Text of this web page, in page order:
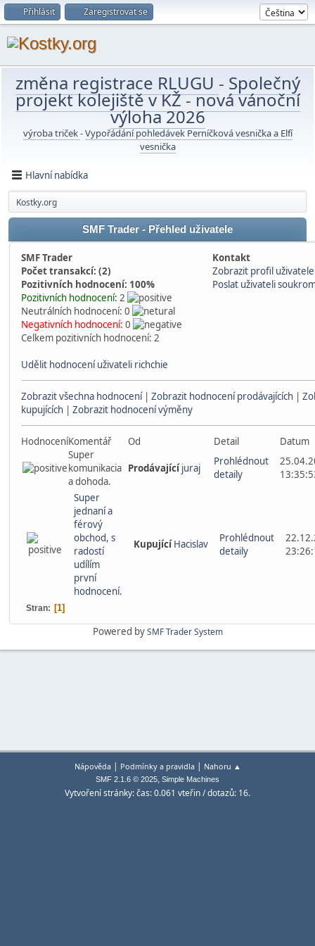
Přihlásit Zaregistrovat se
změna registrace RLUGU - Společný
projekt kolejiště v KŽ-nová vánoční
výloha 2026
výroba triček-Vypořádání pohledávek Perníčková vesnička a Elfí
vesnička
Hlavní nabídka
Kostky.org
SMF Trader - Přehled uživatele
SMF Trader
Kontakt
Počet transakcí: (2)
Zobrazit profil
Pozitivních hodnocení: 100%
Poslat uživateli
Pozitivních hodnocení: 2
Neutrálních hodnocení: 0
Negativních hodnocení: 0
Celkem pozitivních hodnocení: 2
Udělit hodnocení uživateli richchie
Zobrazit všechna hodnocení| Zobrazit hodnocení prodávajících |
kupujících | Zobrazit hodnocení výměny
HodnoceníKomentář Od Detail
Datum
Super
komunikacia
a dohoda.
Prodávající juraj
Prohlédnout
detaily
Super
jednaní a
férový
obchod, s
radostí
udílím
první
hodnocení.
Kupující Hacislav
Prohlédnout
detaily
Stran 1
Powered bySMF Trader System
Nápověda| Podmínky a pravidla| Nahoru ▲
SMF 2.1.6 © 2025, Simple Machines
Vytvoření stránky: čas: 0.061 vteřin / dotazů: 16.